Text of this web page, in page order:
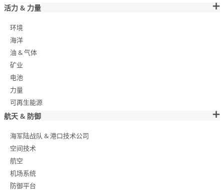
活力 & 力量
环境
海洋
油 & 气体
矿业
电池
力量
可再生能源
航天 & 防御
海军陆战队 & 港口技术公司
空间技术
航空
机场系统
防御平台